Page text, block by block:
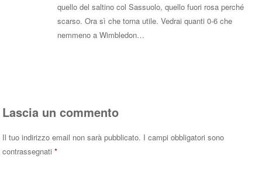
quello del saltino col Sassuolo, quello fuori rosa perché
scarso. Ora sì che torna utile. Vedrai quanti 0-6 che
nemmeno a Wimbledon…
Lascia un commento
Il tuo indirizzo email non sarà pubblicato. I campi obbligatori sono
contrassegnati*